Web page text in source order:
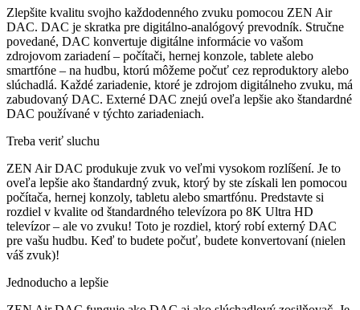
Zlepšite kvalitu svojho každodenného zvuku pomocou ZEN Air
DAC. DAC je skratka pre digitálno-analógový prevodník. Stručne
povedané, DAC konvertuje digitálne informácie vo vašom
zdrojovom zariadení – počítači, hernej konzole, tablete alebo
smartfóne – na hudbu, ktorú môžeme počuť cez reproduktory alebo
slúchadlá. Každé zariadenie, ktoré je zdrojom digitálneho zvuku, má
zabudovaný DAC. Externé DAC znejú oveľa lepšie ako štandardné
DAC používané v týchto zariadeniach.
Treba veriť sluchu
ZEN Air DAC produkuje zvuk vo veľmi vysokom rozlíšení. Je to
oveľa lepšie ako štandardný zvuk, ktorý by ste získali len pomocou
počítača, hernej konzoly, tabletu alebo smartfónu. Predstavte si
rozdiel v kvalite od štandardného televízora po 8K Ultra HD
televízor – ale vo zvuku! Toto je rozdiel, ktorý robí externý DAC
pre vašu hudbu. Keď to budete počuť, budete konvertovaní (nielen
váš zvuk)!
Jednoducho a lepšie